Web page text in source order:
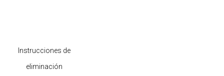
Instrucciones de
eliminación